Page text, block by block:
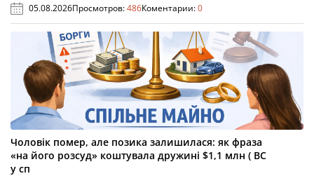
05.08.2026Просмотров:486Коментарии:0
Чоловік помер, але позика залишилася: як фраза
«на його розсуд» коштувала дружині $1,1 млн ( ВС
у сп